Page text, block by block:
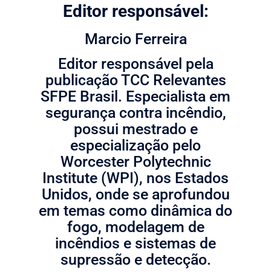
Editor responsável:
Marcio Ferreira
Editor responsável pela
publicação TCC Relevantes
SFPE Brasil. Especialista em
segurança contra incêndio,
possui mestrado e
especialização pelo
Worcester Polytechnic
Institute (WPI), nos Estados
Unidos, onde se aprofundou
em temas como dinâmica do
fogo, modelagem de
incêndios e sistemas de
supressão e detecção.